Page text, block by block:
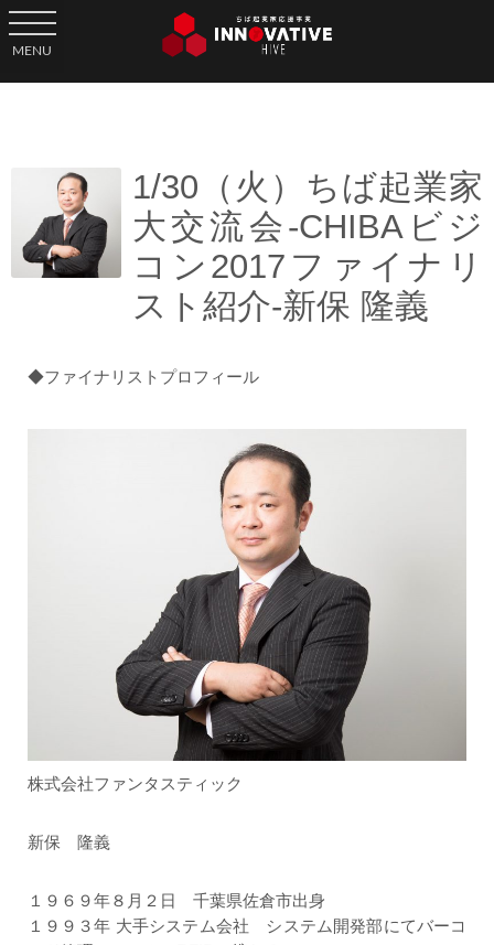
toggle navigation
MENU
1/30（火）ちば起業家
大交流会-CHIBAビジ
コン2017ファイナリ
スト紹介-新保 隆義
◆ファイナリストプロフィール
株式会社ファンタスティック
新保 隆義
１９６９年８月２日 千葉県佐倉市出身
１９９３年 大手システム会社 システム開発部にてバーコ